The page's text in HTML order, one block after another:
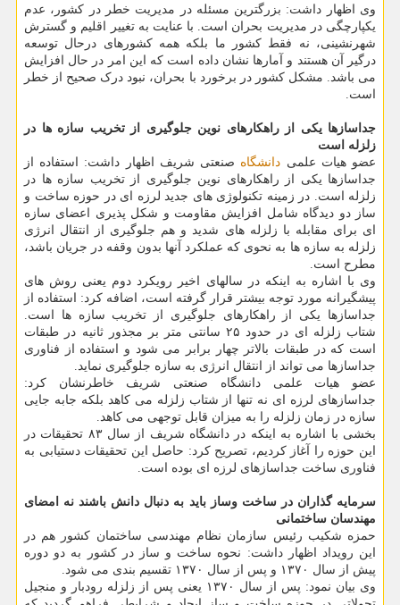
وی اظهار داشت: بزرگترین مسئله در مدیریت خطر در کشور، عدم
یکپارچگی در مدیریت بحران است. با عنایت به تغییر اقلیم و گسترش
شهرنشینی، نه فقط کشور ما بلکه همه کشورهای درحال توسعه
درگیر آن هستند و آمارها نشان داده است که این امر در حال افزایش
می باشد. مشکل کشور در برخورد با بحران، نبود درک صحیح از خطر
است.
جداسازها یکی از راهکارهای نوین جلوگیری از تخریب سازه ها در
زلزله است
عضو هیات علمی دانشگاه صنعتی شریف اظهار داشت: استفاده از
جداسازها یکی از راهکارهای نوین جلوگیری از تخریب سازه ها در
زلزله است. در زمینه تکنولوژی های جدید لرزه ای در حوزه ساخت و
ساز دو دیدگاه شامل افزایش مقاومت و شکل پذیری اعضای سازه
ای برای مقابله با زلزله های شدید و هم جلوگیری از انتقال انرژی
زلزله به سازه ها به نحوی که عملکرد آنها بدون وقفه در جریان باشد،
مطرح است.
وی با اشاره به اینکه در سالهای اخیر رویکرد دوم یعنی روش های
پیشگیرانه مورد توجه بیشتر قرار گرفته است، اضافه کرد: استفاده از
جداسازها یکی از راهکارهای جلوگیری از تخریب سازه ها است.
شتاب زلزله ای در حدود ۲۵ سانتی متر بر مجذور ثانیه در طبقات
است که در طبقات بالاتر چهار برابر می شود و استفاده از فناوری
جداسازها می تواند از انتقال انرژی به سازه جلوگیری نماید.
عضو هیات علمی دانشگاه صنعتی شریف خاطرنشان کرد:
جداسازهای لرزه ای نه تنها از شتاب زلزله می کاهد بلکه جابه جایی
سازه در زمان زلزله را به میزان قابل توجهی می کاهد.
بخشی با اشاره به اینکه در دانشگاه شریف از سال ۸۳ تحقیقات در
این حوزه را آغاز کردیم، تصریح کرد: حاصل این تحقیقات دستیابی به
فناوری ساخت جداسازهای لرزه ای بوده است.
سرمایه گذاران در ساخت وساز باید به دنبال دانش باشند نه امضای
مهندسان ساختمانی
حمزه شکیب رئیس سازمان نظام مهندسی ساختمان کشور هم در
این رویداد اظهار داشت: نحوه ساخت و ساز در کشور به دو دوره
پیش از سال ۱۳۷۰ و پس از سال ۱۳۷۰ تقسیم بندی می شود.
وی بیان نمود: پس از سال ۱۳۷۰ یعنی پس از زلزله رودبار و منجیل